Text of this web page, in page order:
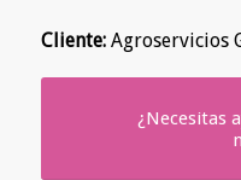
Cliente: Agroservicios
¿Necesitas